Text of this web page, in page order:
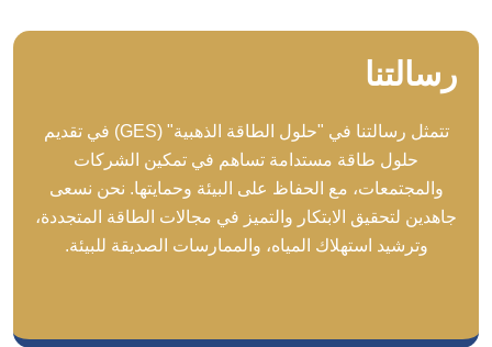
رسالتنا
تتمثل رسالتنا في "حلول الطاقة الذهبية" (GES) في تقديم
حلول طاقة مستدامة تساهم في تمكين الشركات
والمجتمعات، مع الحفاظ على البيئة وحمايتها. نحن نسعى
جاهدين لتحقيق الابتكار والتميز في مجالات الطاقة المتجددة،
وترشيد استهلاك المياه، والممارسات الصديقة للبيئة.